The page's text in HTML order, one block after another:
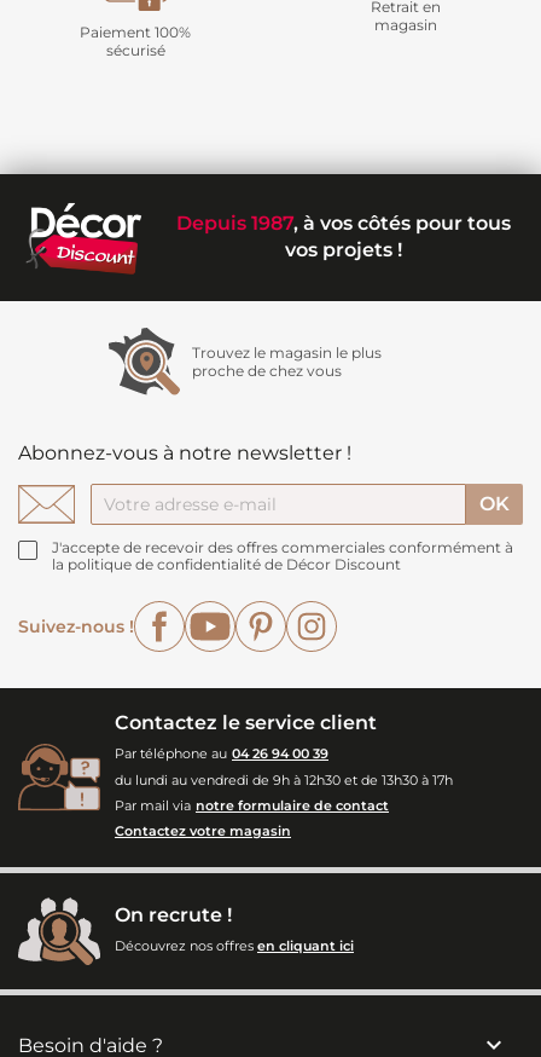
Paiement 100%
sécurisé
Retrait en
magasin
Depuis 1987, à vos côtés pour tous
vos projets !
Trouvez le magasin le plus
proche de chez vous
Abonnez-vous à notre newsletter !
J'accepte de recevoir des offres commerciales conformément à
la politique de confidentialité de Décor Discount
Suivez-nous !
FacebookYouTubePinterest
Contactez le service client
Par téléphone au 04 26 94 00 39
du lundi au vendredi de 9h à 12h30 et de 13h30 à 17h
Par mail via notre formulaire de contact
Contactez votre magasin
On recrute !
Découvrez nos offres en cliquant ici
Besoin d'aide ? 